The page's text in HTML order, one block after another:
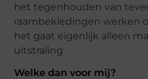
het tegenhouden van
raambekledingen werken
het gaat eigenlijk alleen
uitstraling.
Welke dan voor mij?